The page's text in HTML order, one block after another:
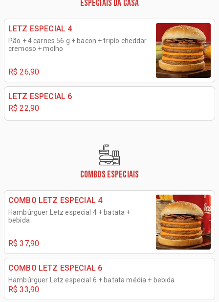
ESPECIAIS DA CASA
LETZ ESPECIAL 4
Pão + 4 carnes 56 g + bacon + triplo cheddar
cremoso + molho
R$ 26,90
LETZ ESPECIAL 6
R$ 22,90
COMBOS ESPECIAIS
COMBO LETZ ESPECIAL 4
Hambúrguer Letz especial 4 + batata +
bebida
R$ 37,90
COMBO LETZ ESPECIAL 6
Hambúrguer Letz especial 6 + batata média + bebida
R$ 33,90